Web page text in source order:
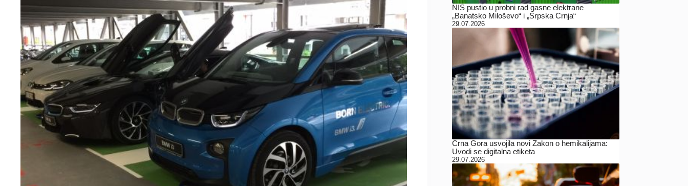
NIS pustio u probni rad gasne elektrane
„Banatsko Miloševo“ i „Srpska Crnja“
29.07.2026
Crna Gora usvojila novi Zakon o hemikalijama:
Uvodi se digitalna etiketa
29.07.2026